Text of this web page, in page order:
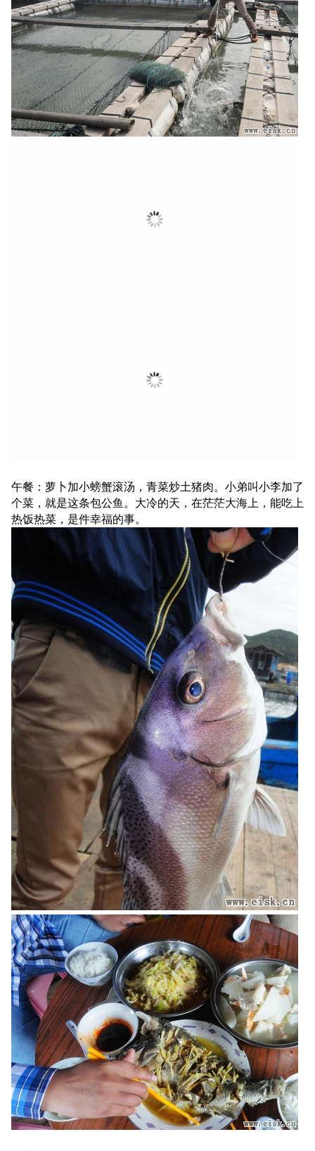
午餐：萝卜加小螃蟹滚汤，青菜炒土猪肉。小弟叫小李加了
个菜，就是这条包公鱼。大冷的天，在茫茫大海上，能吃上
热饭热菜，是件幸福的事。